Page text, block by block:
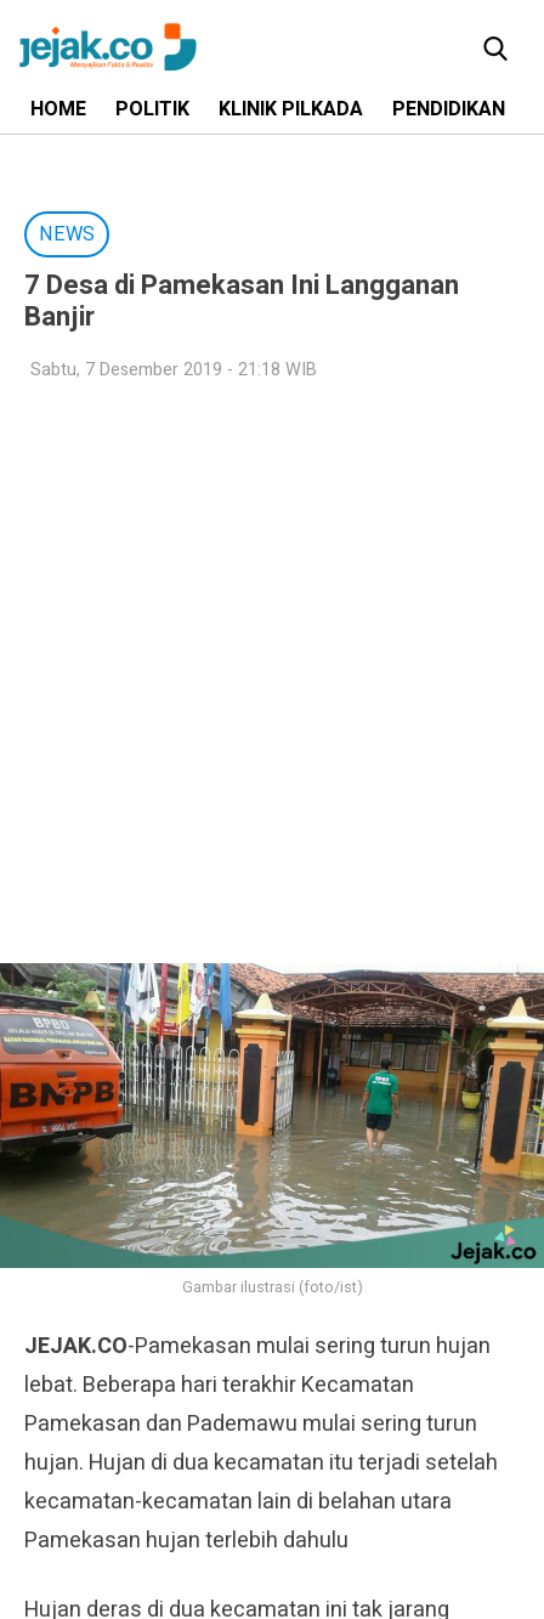
HOME POLITIK KLINIK PILKADA PENDIDIKAN
NEWS
7 Desa di Pamekasan Ini Langganan
Banjir
Sabtu, 7 Desember 2019 - 21:18 WIB
Gambar ilustrasi (foto/ist)
JEJAK.CO-Pamekasan mulai sering turun hujan
lebat. Beberapa hari terakhir Kecamatan
Pamekasan dan Pademawu mulai sering turun
hujan. Hujan di dua kecamatan itu terjadi setelah
kecamatan-kecamatan lain di belahan utara
Pamekasan hujan terlebih dahulu
Hujan deras di dua kecamatan ini tak jarang